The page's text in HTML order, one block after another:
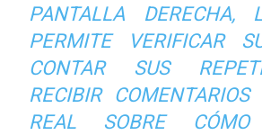
PANTALLA DERECHA,
PERMITE VERIFICAR
CONTAR SUS
RECIBIR
REAL SOBRE